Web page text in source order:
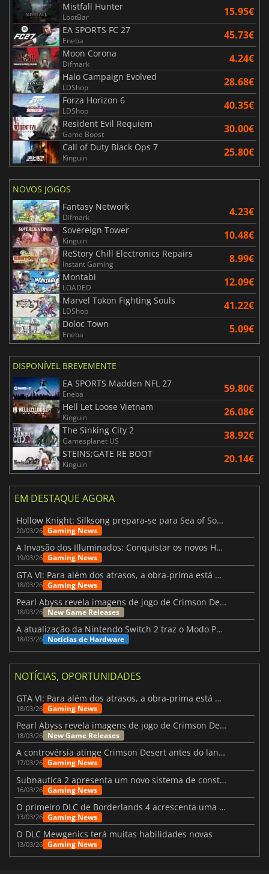
Mistfall Hunter
LootBar 15.95€
EA SPORTS FC 27
Eneba 45.73€
Moon Corona
Difmark 4.24€
Halo Campaign Evolved
LDShop 28.68€
Forza Horizon 6
LDShop 40.35€
Resident Evil Requiem
Game Boost 30.00€
Call of Duty Black Ops 7
Kinguin 25.80€
NOVOS JOGOS
Fantasy Network
Difmark 4.23€
Sovereign Tower
Kinguin 10.48€
ReStory Chill Electronics Repairs
Instant Gaming 8.99€
Montabi
LOADED 12.09€
Marvel Tokon Fighting Souls
LDShop 41.22€
Doloc Town
Eneba 5.09€
DISPONÍVEL BREVEMENTE
EA SPORTS Madden NFL 27
Eneba 59.80€
Hell Let Loose Vietnam
Kinguin 26.08€
The Sinking City 2
Gamesplanet US 38.92€
STEINS;GATE RE BOOT
Kinguin 20.14€
EM DESTAQUE AGORA
Hollow Knight: Silksong prepara-se para Sea of Sorrow com um patch
20/03/26 Gaming News
A Invasão dos Illuminados: Conquistar os novos Helldivers 2 Atualização!
19/03/26 Gaming News
GTA VI: Para além dos atrasos, a obra-prima está quase a chegar
18/03/26 Gaming News
Pearl Abyss revela imagens de jogo de Crimson Desert para a PS5
18/03/26 New Game Releases
A atualização da Nintendo Switch 2 traz o Modo Portátil aos jogos mais antigos da Switch
18/03/26 Notícias de Hardware
NOTÍCIAS, OPORTUNIDADES
GTA VI: Para além dos atrasos, a obra-prima está quase a chegar
18/03/26 Gaming News
Pearl Abyss revela imagens de jogo de Crimson Desert para a PS5
18/03/26 New Game Releases
A controvérsia atinge Crimson Desert antes do lançamento
17/03/26 Gaming News
Subnautica 2 apresenta um novo sistema de construção de bases
16/03/26 Gaming News
O primeiro DLC de Borderlands 4 acrescenta uma nova personagem e muito mais
13/03/26 Gaming News
O DLC Mewgenics terá muitas habilidades novas
13/03/26 Gaming News